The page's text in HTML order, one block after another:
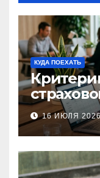
КУДА ПОЕХАТЬ
году:
16 ИЮЛЯ